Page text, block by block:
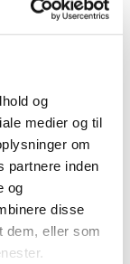
og
medier og til
om
partnere inden
og
disse
dem, eller som
censureret
Greve
Ryesgade
censureret